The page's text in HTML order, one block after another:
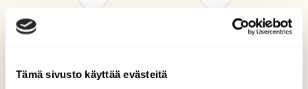
Tämä sivusto käyttää evästeitä
Kaksi punaturkkia